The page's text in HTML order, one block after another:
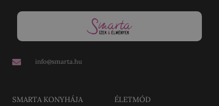
info@smarta.hu
SMARTA KONYHÁJA ÉLETMÓD